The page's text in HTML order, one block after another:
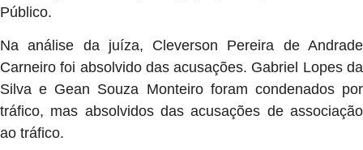
Público.
Na análise da juíza, Cleverson Pereira de Andrade
Carneiro foi absolvido das acusações. Gabriel Lopes da
Silva e Gean Souza Monteiro foram condenados por
tráfico, mas absolvidos das acusações de associação
ao tráfico.